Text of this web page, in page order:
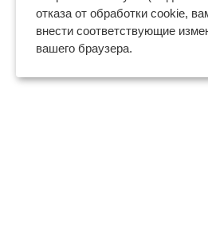
отказа от обработки cookie,
внести соответствующие
вашего браузера.